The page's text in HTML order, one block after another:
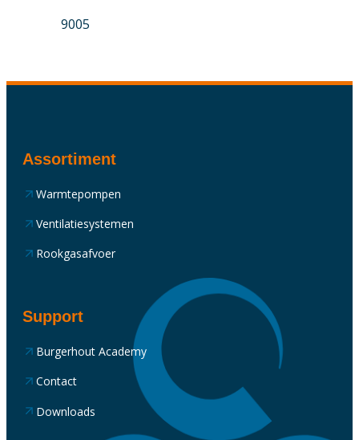
9005
Assortiment
Warmtepompen
Ventilatiesystemen
Rookgasafvoer
Support
Burgerhout Academy
Contact
Downloads